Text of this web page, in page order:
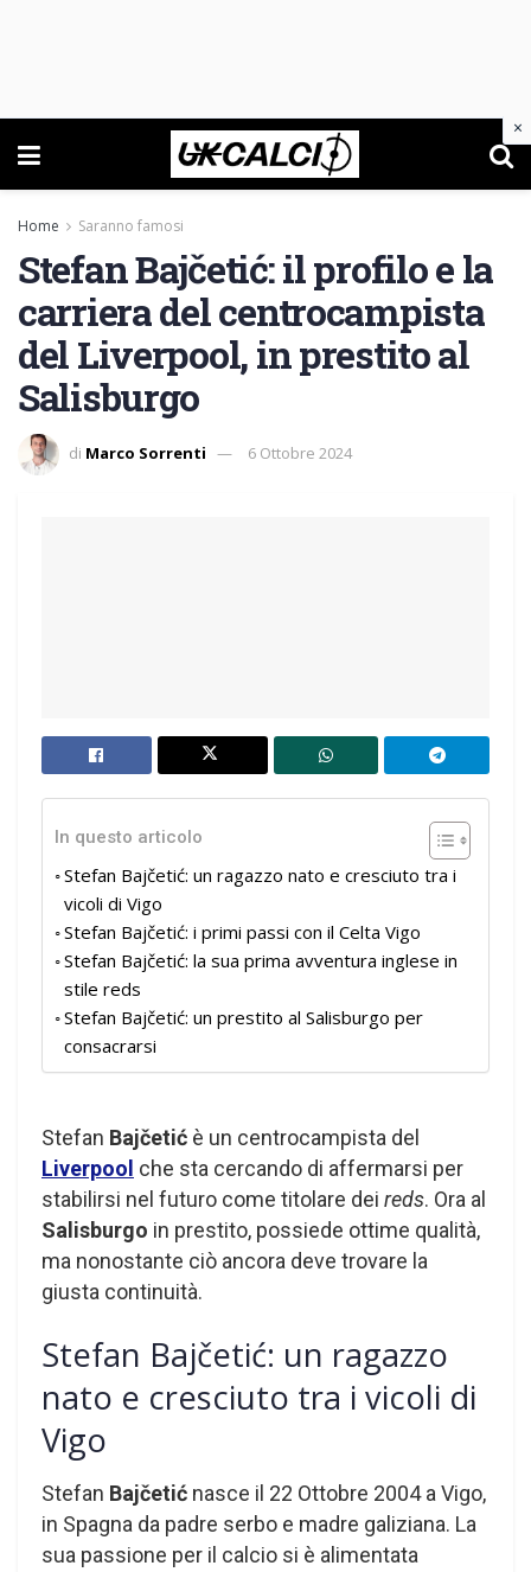
Home Saranno famosi
Stefan Bajčetić: il profilo e la
carriera del centrocampista
del Liverpool, in prestito al
Salisburgo
di Marco Sorrenti 6 Ottobre 2024
In questo articolo
Stefan Bajčetić: un ragazzo nato e cresciuto tra i
vicoli di Vigo
Stefan Bajčetić: i primi passi con il Celta Vigo
Stefan Bajčetić: la sua prima avventura inglese in
stile reds
Stefan Bajčetić: un prestito al Salisburgo per
consacrarsi
Stefan Bajčetić è un centrocampista del
Liverpool che sta cercando di affermarsi per
stabilirsi nel futuro come titolare dei reds. Ora al
Salisburgo in prestito, possiede ottime qualità,
ma nonostante ciò ancora deve trovare la
giusta continuità.
Stefan Bajčetić: un ragazzo
nato e cresciuto tra i vicoli di
Vigo
Stefan Bajčetić nasce il 22 Ottobre 2004 a Vigo,
in Spagna da padre serbo e madre galiziana. La
sua passione per il calcio si è alimentata
×